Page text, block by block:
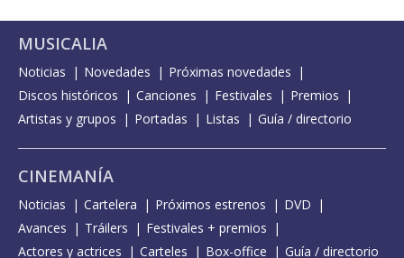
MUSICALIA
Noticias Novedades
Próximas novedades
Discos históricos
Canciones Festivales
Premios
Artistas y grupos
Portadas Listas Guía / directorio
CINEMANÍA
Noticias Cartelera Próximos estrenos
DVD
Avances
Tráilers
Festivales + premios
Actores y actrices
Carteles Box-office Guía / directorio